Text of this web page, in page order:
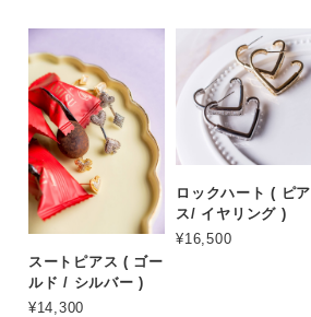
スートピアス ( ゴー
ルド / シルバー )
¥14,300
ロックハート ( ピア
ス/ イヤリング )
¥16,500